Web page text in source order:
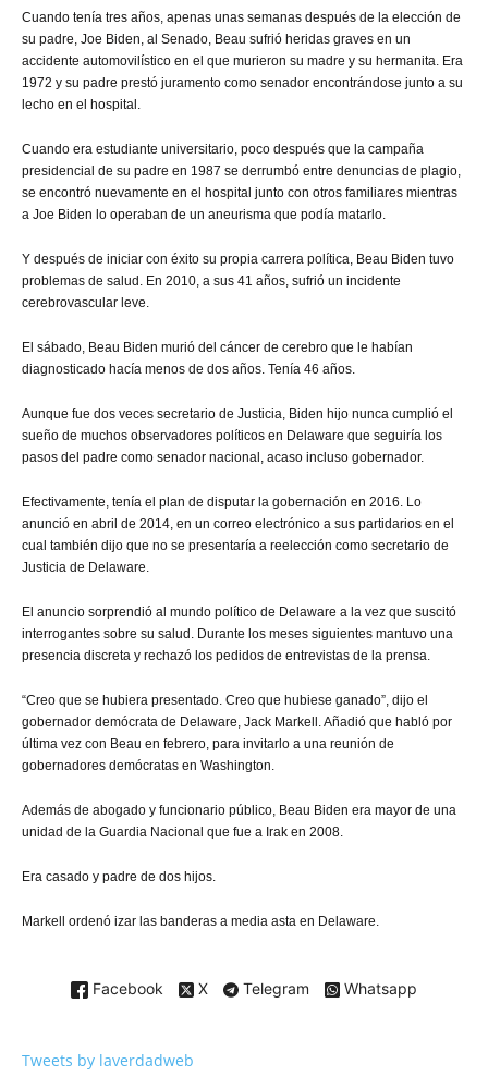
Cuando tenía tres años, apenas unas semanas después de la elección de
su padre, Joe Biden, al Senado, Beau sufrió heridas graves en un
accidente automovilístico en el que murieron su madre y su hermanita. Era
1972 y su padre prestó juramento como senador encontrándose junto a su
lecho en el hospital.
Cuando era estudiante universitario, poco después que la campaña
presidencial de su padre en 1987 se derrumbó entre denuncias de plagio,
se encontró nuevamente en el hospital junto con otros familiares mientras
a Joe Biden lo operaban de un aneurisma que podía matarlo.
Y después de iniciar con éxito su propia carrera política, Beau Biden tuvo
problemas de salud. En 2010, a sus 41 años, sufrió un incidente
cerebrovascular leve.
El sábado, Beau Biden murió del cáncer de cerebro que le habían
diagnosticado hacía menos de dos años. Tenía 46 años.
Aunque fue dos veces secretario de Justicia, Biden hijo nunca cumplió el
sueño de muchos observadores políticos en Delaware que seguiría los
pasos del padre como senador nacional, acaso incluso gobernador.
Efectivamente, tenía el plan de disputar la gobernación en 2016. Lo
anunció en abril de 2014, en un correo electrónico a sus partidarios en el
cual también dijo que no se presentaría a reelección como secretario de
Justicia de Delaware.
El anuncio sorprendió al mundo político de Delaware a la vez que suscitó
interrogantes sobre su salud. Durante los meses siguientes mantuvo una
presencia discreta y rechazó los pedidos de entrevistas de la prensa.
“Creo que se hubiera presentado. Creo que hubiese ganado”, dijo el
gobernador demócrata de Delaware, Jack Markell. Añadió que habló por
última vez con Beau en febrero, para invitarlo a una reunión de
gobernadores demócratas en Washington.
Además de abogado y funcionario público, Beau Biden era mayor de una
unidad de la Guardia Nacional que fue a Irak en 2008.
Era casado y padre de dos hijos.
Markell ordenó izar las banderas a media asta en Delaware.
Facebook X Telegram Whatsapp
Tweets by laverdadweb